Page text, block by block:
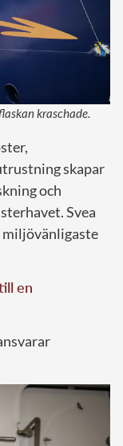
kraschade.
skapar
och
Svea
miljövänligaste
en